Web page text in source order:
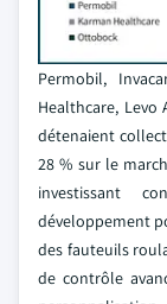
Permobil,
Healthcare, Levo
détenaient
28 % sur le
investissant
développement
des fauteuils
de contrôle